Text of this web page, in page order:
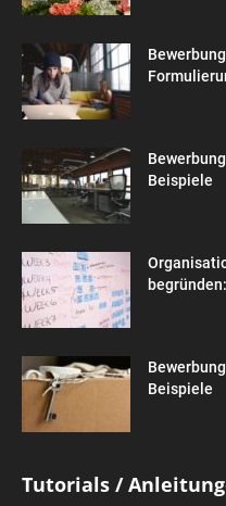
Beispiele
Beispiele
Tutorials /